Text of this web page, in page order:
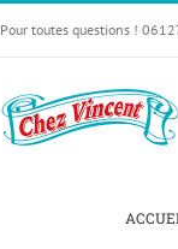
Pour toutes questions !